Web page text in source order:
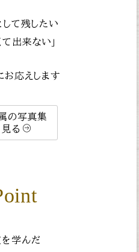
して残したい
て出来ない」
お応えします
の写真集
見る
学んだ